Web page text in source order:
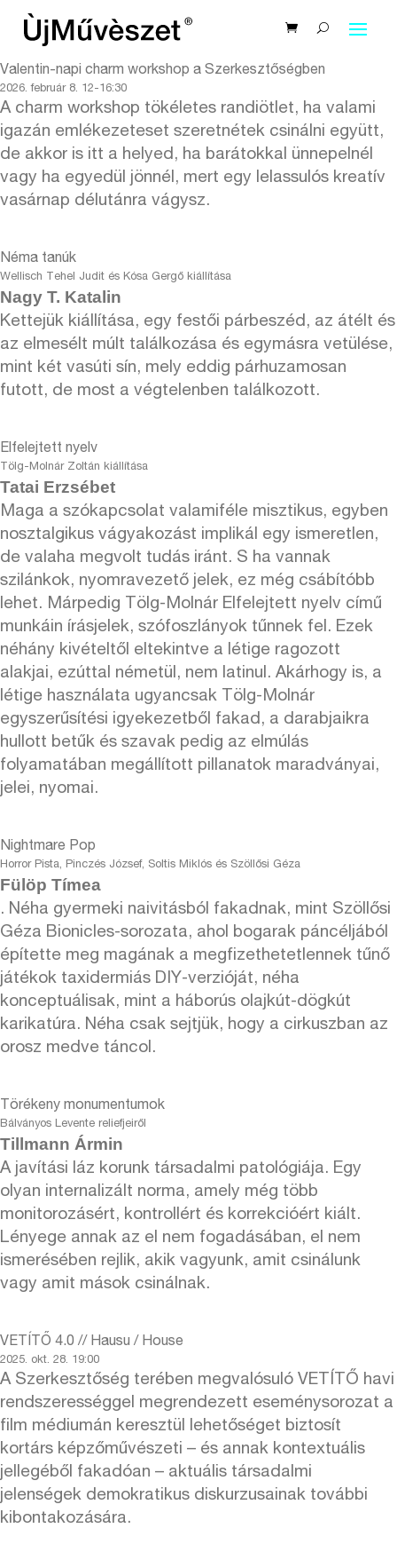
Valentin-napi charm workshop a Szerkesztőségben
2026. február 8. 12-16:30
A charm workshop tökéletes randiötlet, ha valami
igazán emlékezeteset szeretnétek csinálni együtt,
de akkor is itt a helyed, ha barátokkal ünnepelnél
vagy ha egyedül jönnél, mert egy lelassulós kreatív
vasárnap délutánra vágysz.
Néma tanúk
Wellisch Tehel Judit és Kósa Gergő kiállítása
Nagy T. Katalin
Kettejük kiállítása, egy festői párbeszéd, az átélt és
az elmesélt múlt találkozása és egymásra vetülése,
mint két vasúti sín, mely eddig párhuzamosan
futott, de most a végtelenben találkozott.
Elfelejtett nyelv
Tölg-Molnár Zoltán kiállítása
Tatai Erzsébet
Maga a szókapcsolat valamiféle misztikus, egyben
nosztalgikus vágyakozást implikál egy ismeretlen,
de valaha megvolt tudás iránt. S ha vannak
szilánkok, nyomravezető jelek, ez még csábítóbb
lehet. Márpedig Tölg-Molnár Elfelejtett nyelv című
munkáin írásjelek, szófoszlányok tűnnek fel. Ezek
néhány kivételtől eltekintve a létige ragozott
alakjai, ezúttal németül, nem latinul. Akárhogy is, a
létige használata ugyancsak Tölg-Molnár
egyszerűsítési igyekezetből fakad, a darabjaikra
hullott betűk és szavak pedig az elmúlás
folyamatában megállított pillanatok maradványai,
jelei, nyomai.
Nightmare Pop
Horror Pista, Pinczés József, Soltis Miklós és Szöllősi Géza
Fülöp Tímea
. Néha gyermeki naivitásból fakadnak, mint Szöllősi
Géza Bionicles-sorozata, ahol bogarak páncéljából
építette meg magának a megfizethetetlennek tűnő
játékok taxidermiás DIY-verzióját, néha
konceptuálisak, mint a háborús olajkút-dögkút
karikatúra. Néha csak sejtjük, hogy a cirkuszban az
orosz medve táncol.
Törékeny monumentumok
Bálványos Levente reliefjeiről
Tillmann Ármin
A javítási láz korunk társadalmi patológiája. Egy
olyan internalizált norma, amely még több
monitorozásért, kontrollért és korrekcióért kiált.
Lényege annak az el nem fogadásában, el nem
ismerésében rejlik, akik vagyunk, amit csinálunk
vagy amit mások csinálnak.
VETÍTŐ 4.0 // Hausu / House
2025. okt. 28. 19:00
A Szerkesztőség terében megvalósuló VETÍTŐ havi
rendszerességgel megrendezett eseménysorozat a
film médiumán keresztül lehetőséget biztosít
kortárs képzőművészeti – és annak kontextuális
jellegéből fakadóan – aktuális társadalmi
jelenségek demokratikus diskurzusainak további
kibontakozására.